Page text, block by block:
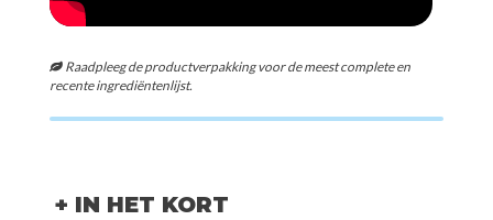
Raadpleeg de productverpakking voor de meest complete en
recente ingrediëntenlijst.
+ IN HET KORT